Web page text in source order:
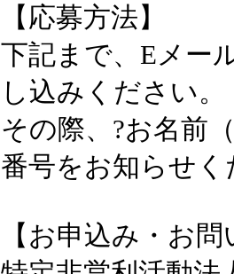
【応募方法】
下記まで、Eメー
し込みください。
その際、?お名前
番号をお知らせく
【お申込み・お